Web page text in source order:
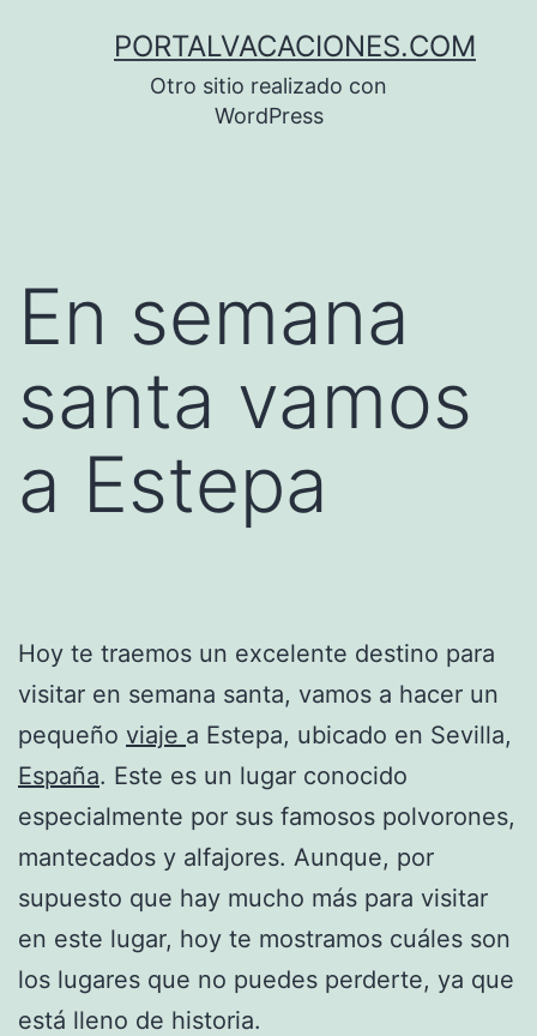
PORTALVACACIONES.COM
Otro sitio realizado con
WordPress
En semana
santa vamos
a Estepa
Hoy te traemos un excelente destino para
visitar en semana santa, vamos a hacer un
pequeño viaje a Estepa, ubicado en Sevilla,
España. Este es un lugar conocido
especialmente por sus famosos polvorones,
mantecados y alfajores. Aunque, por
supuesto que hay mucho más para visitar
en este lugar, hoy te mostramos cuáles son
los lugares que no puedes perderte, ya que
está lleno de historia.